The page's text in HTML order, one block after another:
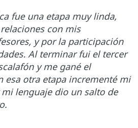
fue una etapa muy linda,
con mis
y por la participación
Al terminar fui el tercer
y me gané el
esa otra etapa incrementé mi
lenguaje dio un salto de